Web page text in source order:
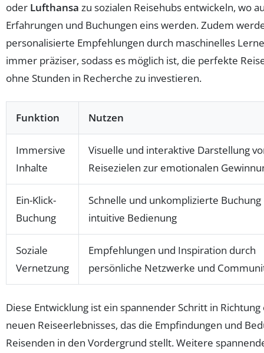
oder Lufthansa zu sozialen Reisehubs entwickeln, wo
Erfahrungen und Buchungen eins werden. Zudem
personalisierte Empfehlungen durch maschinelles
immer präziser, sodass es möglich ist, die perfekte
ohne Stunden in Recherche zu investieren.
Funktion Nutzen
Immersive
Inhalte
Visuelle und interaktive Darstellung
Reisezielen zur emotionalen
Ein-Klick-
Buchung
Schnelle und unkomplizierte
intuitive Bedienung
Soziale
Vernetzung
Empfehlungen und Inspiration durch
persönliche Netzwerke und
Diese Entwicklung ist ein spannender Schritt in Richtung
neuen Reiseerlebnisses, das die Empfindungen und
Reisenden in den Vordergrund stellt. Weitere